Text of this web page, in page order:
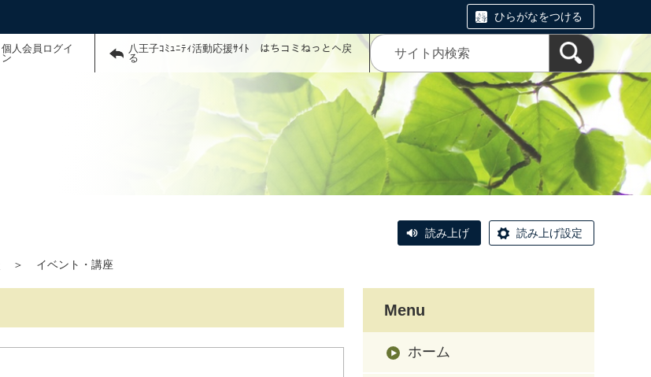
ひらがなをつける
個人会員ログイ
ン
八王子ｺﾐｭﾆﾃｨ活動応援ｻｲﾄ はちコミねっとへ戻
る
読み上げ 読み上げ設定
＞ イベント・講座
Menu
ホーム